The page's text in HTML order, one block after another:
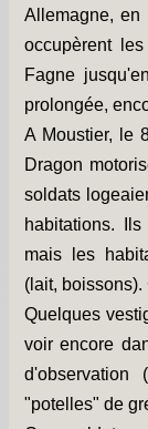
Allemagne, en
occupèrent
Fagne
prolongée,
A Moustier, le
Dragon
soldats
habitations.
mais les
(lait,
Quelques
voir encore
d'observation
"potelles" de